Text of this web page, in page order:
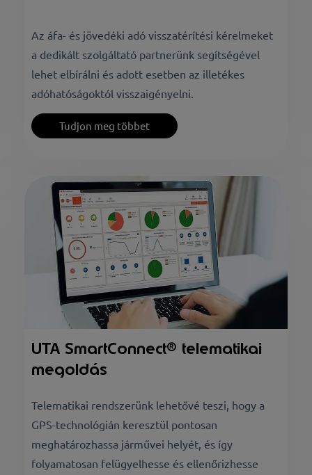
Az áfa- és jövedéki adó visszatérítési kérelmeket
a dedikált szolgáltató partnerünk segítségével
lehet elbírálni és adott esetben az illetékes
adóhatóságoktól visszaigényelni.
Tudjon meg többet
UTA SmartConnect® telematikai
megoldás
Telematikai rendszerünk lehetővé teszi, hogy a
GPS-technológián keresztül pontosan
meghatározhassa járművei helyét, és így
folyamatosan felügyelhesse és ellenőrizhesse